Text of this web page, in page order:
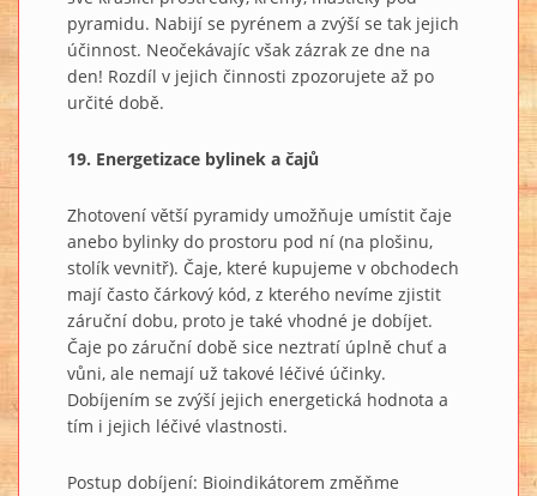
pyramidu. Nabijí se pyrénem a zvýší se tak jejich
účinnost. Neočekávajíc však zázrak ze dne na
den! Rozdíl v jejich činnosti zpozorujete až po
určité době.
19. Energetizace bylinek a čajů
Zhotovení větší pyramidy umožňuje umístit čaje
anebo bylinky do prostoru pod ní (na plošinu,
stolík vevnitř). Čaje, které kupujeme v obchodech
mají často čárkový kód, z kterého nevíme zjistit
záruční dobu, proto je také vhodné je dobíjet.
Čaje po záruční době sice neztratí úplně chuť a
vůni, ale nemají už takové léčivé účinky.
Dobíjením se zvýší jejich energetická hodnota a
tím i jejich léčivé vlastnosti.
Postup dobíjení: Bioindikátorem změňme